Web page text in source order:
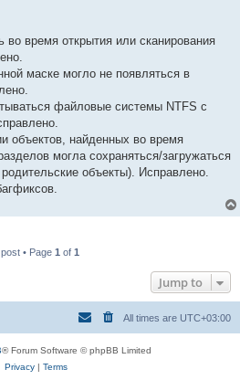
во время открытия или сканирования
маске могло не появляться в
файловые системы NTFS с
объектов, найденных во время
могла сохраняться/загружаться
объекты). Исправлено.
post • Page 1 of 1
Jump to
All times are UTC+03:00
® Forum Software © phpBB Limited
Privacy| Terms